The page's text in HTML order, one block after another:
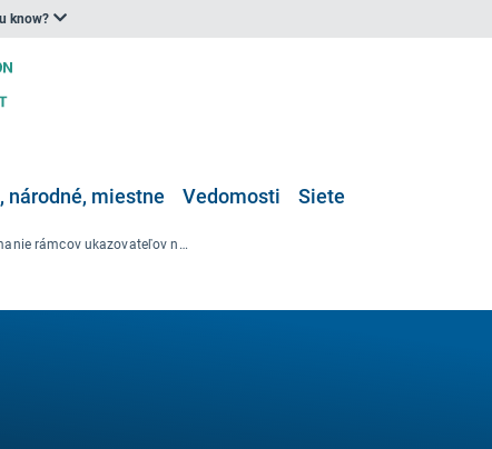
know?
národné, miestne Vedomosti Siete
Preskúmanie rámcov ukazovateľov na podporu mestského plánovania v záujme odolnosti a zdravia